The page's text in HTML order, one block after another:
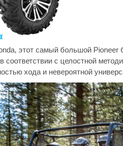
этот самый большой Pioneer
соответствии с целостной
хода и невероятной